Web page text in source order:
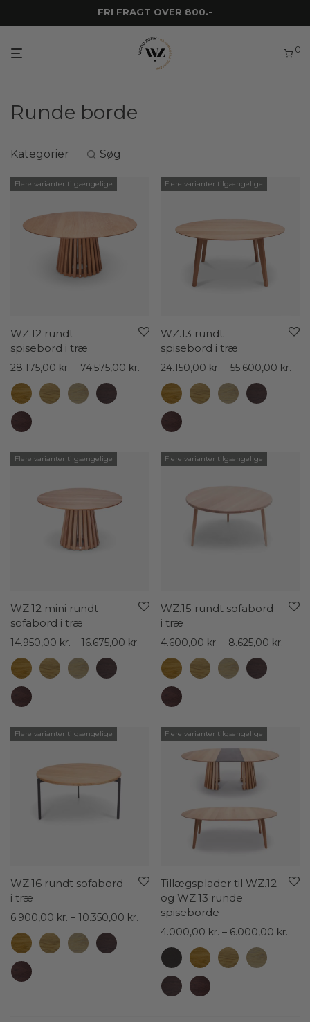
FRI FRAGT OVER 800.-
0
Runde borde
Kategorier Søg
Flere varianter tilgængelige
WZ.12 rundt
spisebord i træ
28.175,00 kr. – 74.575,00 kr. Prisinterval:
28.175,00 kr.
74.575,00 kr.
Flere varianter tilgængelige
WZ.13 rundt
spisebord i træ
24.150,00 kr. – 55.600,00 kr.
Flere varianter tilgængelige
WZ.12 mini rundt
sofabord i træ
14.950,00 kr. – 16.675,00 kr. Prisinterval:
14.950,00 kr.
16.675,00 kr.
Flere varianter tilgængelige
WZ.15 rundt sofabord
i træ
4.600,00 kr. – 8.625,00 kr.
Flere varianter tilgængelige
WZ.16 rundt sofabord
i træ
6.900,00 kr. – 10.350,00 kr. Prisinterval:
6.900,00 kr.
10.350,00 kr.
Flere varianter tilgængelige
Tillægsplader til WZ.12
og WZ.13 runde
spiseborde
4.000,00 kr. – 6.000,00 kr.